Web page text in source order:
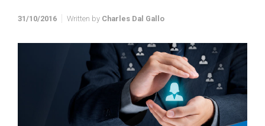
31/10/2016 Written by Charles Dal Gallo